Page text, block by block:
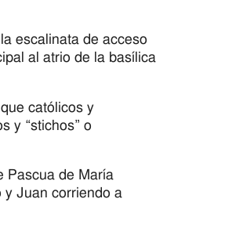
escalinata de acceso
al atrio de la basílica
católicos y
y “stichos” o
Pascua de María
y Juan corriendo a